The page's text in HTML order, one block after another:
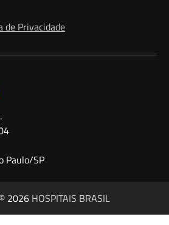
de Privacidade
Paulo/SP
2026 HOSPITAIS BRASIL